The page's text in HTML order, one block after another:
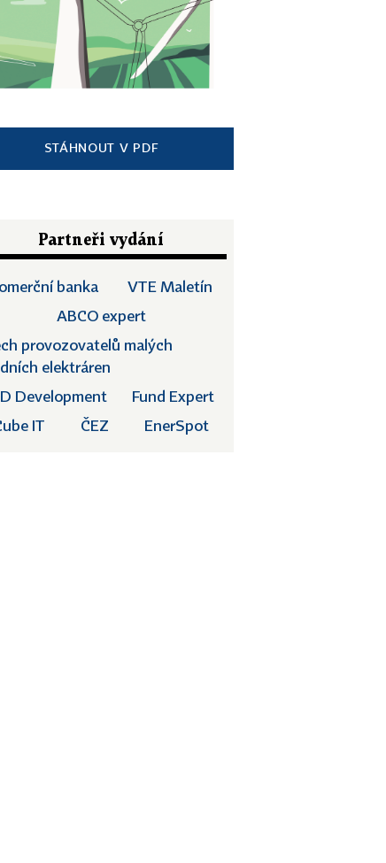
STÁHNOUT V PDF
Partneři vydání
banka
VTE Maletín
ABCO expert
provozovatelů malých
elektráren
Development
Fund Expert
IT
ČEZ EnerSpot